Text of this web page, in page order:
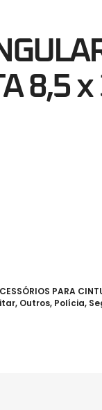
8,5
PARA
, Outros, Polícia,